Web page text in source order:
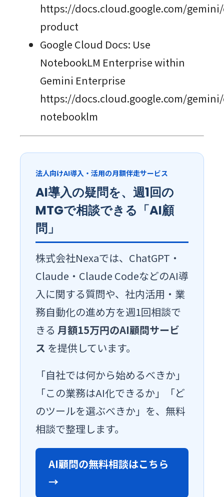
https://docs.cloud.google.com/
product
Google Cloud Docs: Use
NotebookLM Enterprise within
Gemini Enterprise
https://docs.cloud.google.com/
notebooklm
法人向けAI導入・活用の月額伴走サービス
AI導入の疑問を、週1回の
MTGで相談できる「AI顧
問」
株式会社Nexaでは、ChatGPT・
Claude・Claude CodeなどのAI導
入に関する質問や、社内活用・業
務自動化の進め方を週1回相談で
きる 月額15万円のAI顧問サービ
ス を提供しています。
「自社では何から始めるべきか」
「この業務はAI化できるか」「ど
のツールを選ぶべきか」を、無料
相談で整理します。
AI顧問の無料相談はこちら
→